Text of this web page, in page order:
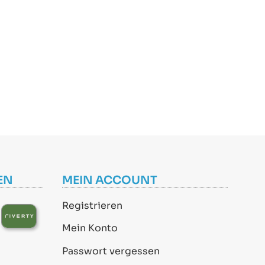
MEIN ACCOUNT
Registrieren
Mein Konto
Passwort vergessen